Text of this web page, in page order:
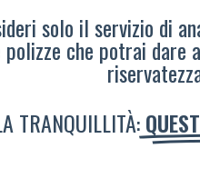
solo il servizio di
che potrai dare
TRANQUILLITÀ: